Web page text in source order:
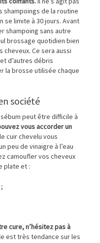
shampoings de la routine
se limite à 30 jours. Avant
shampoing sans autre
brossage quotidien bien
cheveux. Ce sera aussi
d’autres débris
la brosse utilisée chaque
société
peut être difficile à
vous accorder un
cuir chevelu vous
peu de vinaigre à l’eau
camoufler vos cheveux
plate et :
cure, n’hésitez pas à
est très tendance sur les